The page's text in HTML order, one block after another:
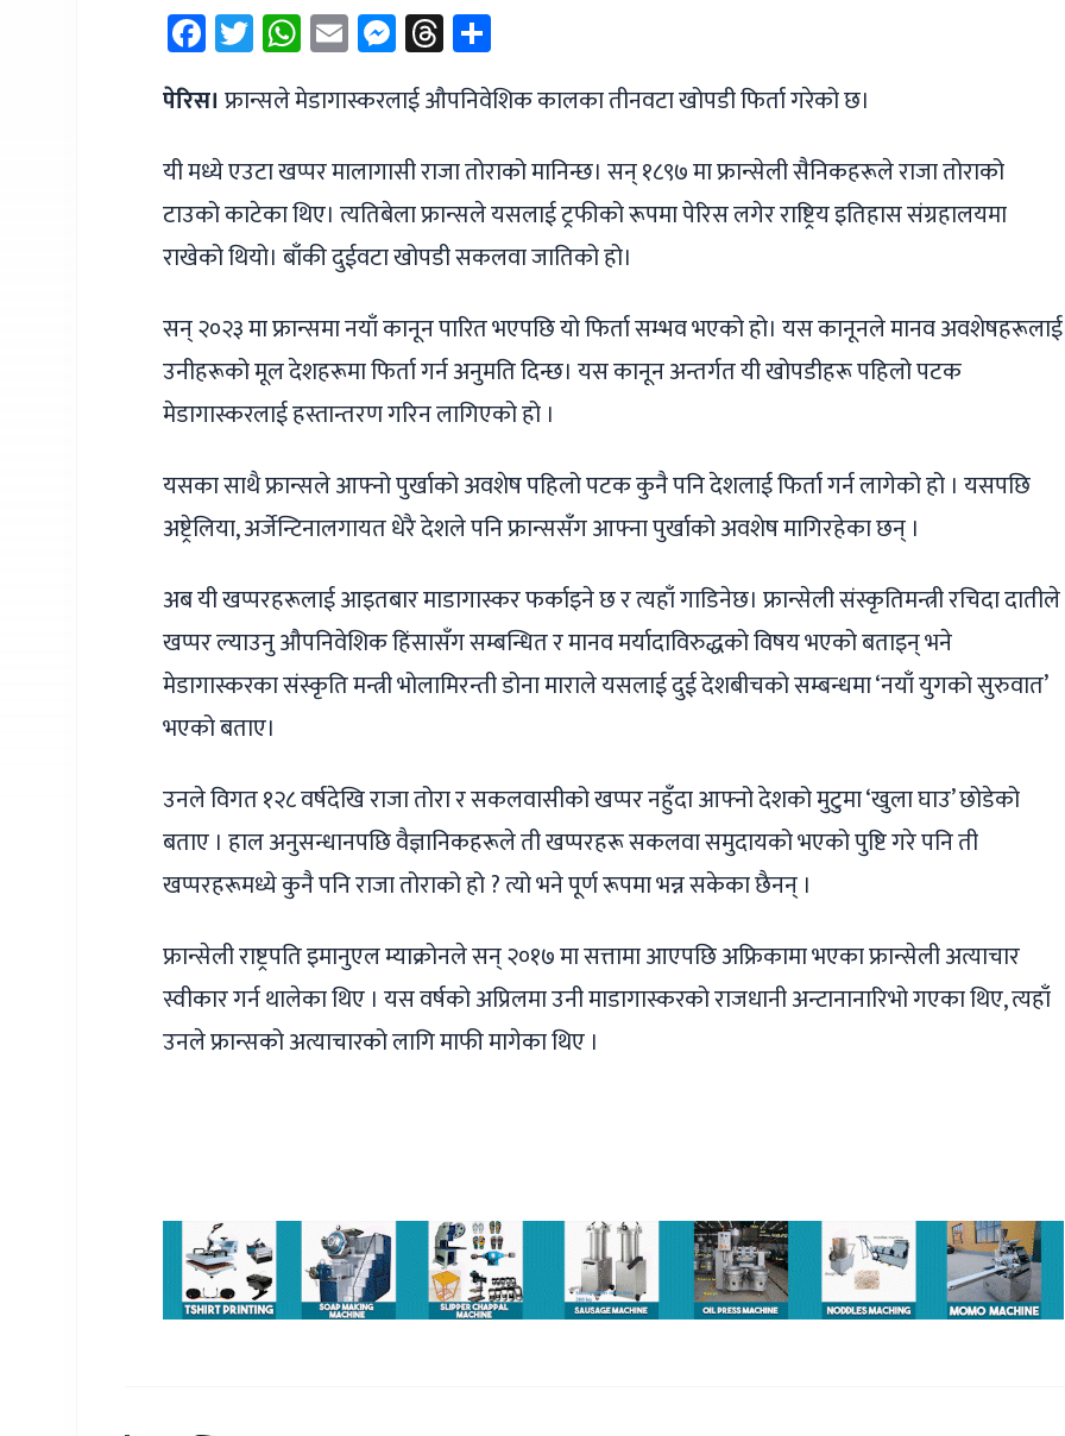
Facebook
Twitter
WhatsApp
EmailMessenger
Threads
पेरिस। फ्रान्सले मेडागास्करलाई औपनिवेशिक कालका तीनवटा खोपडी फिर्ता गरेको छ।
यी मध्ये एउटा खप्पर मालागासी राजा तोराको मानिन्छ। सन् १८९७ मा फ्रान्सेली सैनिकहरूले राजा तोराको
टाउको काटेका थिए। त्यतिबेला फ्रान्सले यसलाई ट्रफीको रूपमा पेरिस लगेर राष्ट्रिय इतिहास संग्रहालयमा
राखेको थियो। बाँकी दुईवटा खोपडी सकलवा जातिको हो।
सन् २०२३ मा फ्रान्समा नयाँ कानून पारित भएपछि यो फिर्ता सम्भव भएको हो। यस कानूनले मानव अवशेषहरूलाई
उनीहरूको मूल देशहरूमा फिर्ता गर्न अनुमति दिन्छ। यस कानून अन्तर्गत यी खोपडीहरू पहिलो पटक
मेडागास्करलाई हस्तान्तरण गरिन लागिएको हो ।
यसका साथै फ्रान्सले आफ्नो पुर्खाको अवशेष पहिलो पटक कुनै पनि देशलाई फिर्ता गर्न लागेको हो । यसपछि
अष्ट्रेलिया, अर्जेन्टिनालगायत धेरै देशले पनि फ्रान्ससँग आफ्ना पुर्खाको अवशेष मागिरहेका छन् ।
अब यी खप्परहरूलाई आइतबार माडागास्कर फर्काइने छ र त्यहाँ गाडिनेछ। फ्रान्सेली संस्कृतिमन्त्री रचिदा दातीले
खप्पर ल्याउनु औपनिवेशिक हिंसासँग सम्बन्धित र मानव मर्यादाविरुद्धको विषय भएको बताइन् भने
मेडागास्करका संस्कृति मन्त्री भोलामिरन्ती डोना माराले यसलाई दुई देशबीचको सम्बन्धमा ‘नयाँ युगको सुरुवात’
भएको बताए।
उनले विगत १२८ वर्षदेखि राजा तोरा र सकलवासीको खप्पर नहुँदा आफ्नो देशको मुटुमा ‘खुला घाउ’ छोडेको
बताए । हाल अनुसन्धानपछि वैज्ञानिकहरूले ती खप्परहरू सकलवा समुदायको भएको पुष्टि गरे पनि ती
खप्परहरूमध्ये कुनै पनि राजा तोराको हो ? त्यो भने पूर्ण रूपमा भन्न सकेका छैनन् ।
फ्रान्सेली राष्ट्रपति इमानुएल म्याक्रोनले सन् २०१७ मा सत्तामा आएपछि अफ्रिकामा भएका फ्रान्सेली अत्याचार
स्वीकार गर्न थालेका थिए । यस वर्षको अप्रिलमा उनी माडागास्करको राजधानी अन्टानानारिभो गएका थिए, त्यहाँ
उनले फ्रान्सको अत्याचारको लागि माफी मागेका थिए ।